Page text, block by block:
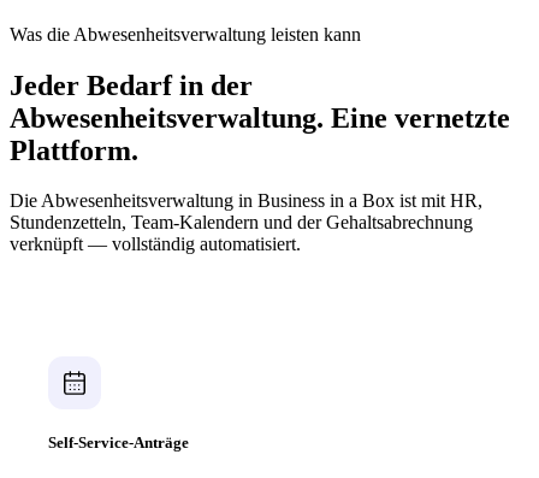
Was die Abwesenheitsverwaltung leisten kann
Jeder Bedarf in der
Abwesenheitsverwaltung. Eine vernetzte
Plattform.
Die Abwesenheitsverwaltung in Business in a Box ist mit HR,
Stundenzetteln, Team-Kalendern und der Gehaltsabrechnung
verknüpft — vollständig automatisiert.
Self-Service-Anträge